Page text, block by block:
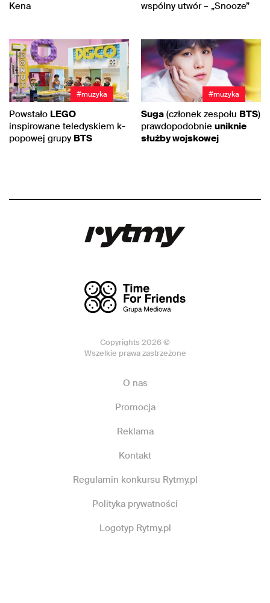
Kena
wspólny utwór – „Snooze”
#muzyka
Powstało LEGO
inspirowane teledyskiem k-
popowej grupy BTS
#muzyka
Suga (członek zespołu BTS)
prawdopodobnie uniknie
służby wojskowej
Copyrights 2026 ©
Wszelkie prawa zastrzeżone
O nas
Promocja
Reklama
Kontakt
Regulamin konkursu Rytmy.pl
Polityka prywatności
Logotyp Rytmy.pl